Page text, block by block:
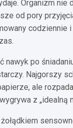
Organizm nie
od pory
codziennie
nawyk po
Najgorszy
ale
z „idealną